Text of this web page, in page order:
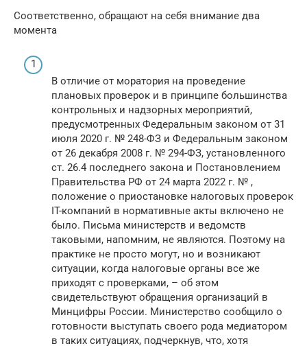
Соответственно, обращают на себя внимание два
момента
В отличие от моратория на проведение
плановых проверок и в принципе большинства
контрольных и надзорных мероприятий,
предусмотренных Федеральным законом от 31
июля 2020 г. № 248-ФЗ и Федеральным законом
от 26 декабря 2008 г. № 294-ФЗ, установленного
ст. 26.4 последнего закона и Постановлением
Правительства РФ от 24 марта 2022 г. № ,
положение о приостановке налоговых проверок
IT-компаний в нормативные акты включено не
было. Письма министерств и ведомств
таковыми, напомним, не являются. Поэтому на
практике не просто могут, но и возникают
ситуации, когда налоговые органы все же
приходят с проверками, – об этом
свидетельствуют обращения организаций в
Минцифры России. Министерство сообщило о
готовности выступать своего рода медиатором
в таких ситуациях, подчеркнув, что, хотя